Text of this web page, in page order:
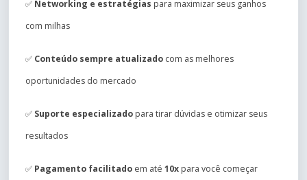
✅ Networking e estratégias para maximizar seus ganhos
com milhas
✅ Conteúdo sempre atualizado com as melhores
oportunidades do mercado
✅ Suporte especializado para tirar dúvidas e otimizar seus
resultados
✅ Pagamento facilitado em até 10x para você começar